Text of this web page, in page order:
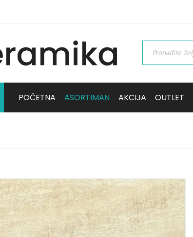
POČETNA ASORTIMAN AKCIJA OUTLET